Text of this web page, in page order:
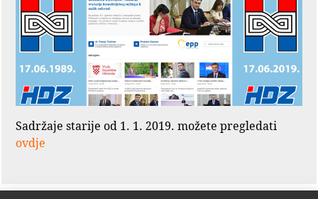
Sadržaje starije od 1. 1. 2019. možete pregledati
ovdje